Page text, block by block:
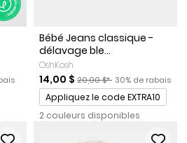
par le fabricant
de rabais
Bébé Jeans classique -
délavage ble...
OshKosh
Prix de solde
14,00 $ Prix ​​de détail suggéré par
20,00 $* Pourcentage de
30% de rabais
Promotions
Appliquez le code EXTRA10
2 couleurs disponibles